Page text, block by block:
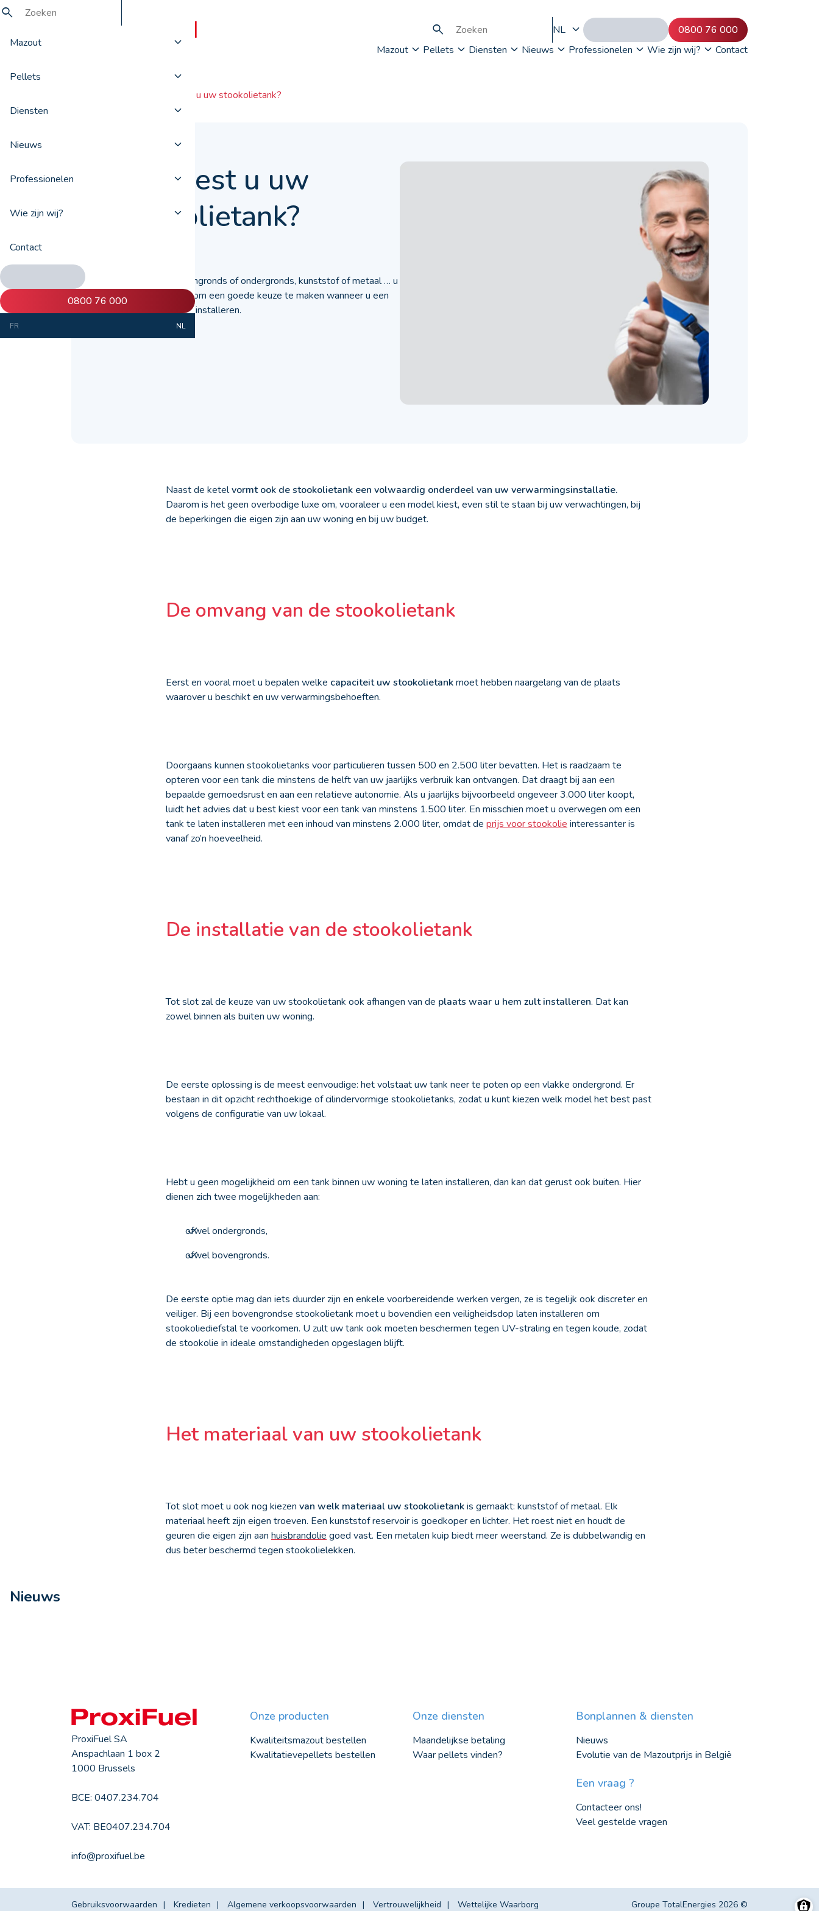
Mazout
Pellets
Diensten
Nieuws
Professionelen
Wie zijn wij?
Contact
0800 76 000
FR NL
NL
0800 76 000
Mazout
Pellets Diensten Nieuws Professionelen Wie zijn wij? Contact
Hoe kiest u uw stookolietank?
Hoe kiest u uw
stookolietank?
Klein of groot, bovengronds of ondergronds, kunststof of metaal … u
leest hier onze tips om een goede keuze te maken wanneer u een
stookolietank moet installeren.
Naast de ketelvormt ook de stookolietank een volwaardig onderdeel van uw verwarmingsinstallatie.
Daarom is het geen overbodige luxe om, vooraleer u een model kiest, even stil te staan bij uw verwachtingen, bij
de beperkingen die eigen zijn aan uw woning en bij uw budget.
De omvang van de stookolietank
Eerst en vooral moet u bepalen welke capaciteit uw stookolietankmoet hebben naargelang van de plaats
waarover u beschikt en uw verwarmingsbehoeften.
Doorgaans kunnen stookolietanks voor particulieren tussen 500 en 2.500 liter bevatten. Het is raadzaam te
opteren voor een tank die minstens de helft van uw jaarlijks verbruik kan ontvangen. Dat draagt bij aan een
bepaalde gemoedsrust en aan een relatieve autonomie. Als u jaarlijks bijvoorbeeld ongeveer 3.000 liter koopt,
luidt het advies dat u best kiest voor een tank van minstens 1.500 liter. En misschien moet u overwegen om een
tank te laten installeren met een inhoud van minstens 2.000 liter, omdat de prijs voor stookolie interessanter is
vanaf zo’n hoeveelheid.
De installatie van de stookolietank
Tot slot zal de keuze van uw stookolietank ook afhangen van de plaats waar u hem zult installeren. Dat kan
zowel binnen als buiten uw woning.
De eerste oplossing is de meest eenvoudige: het volstaat uw tank neer te poten op een vlakke ondergrond. Er
bestaan in dit opzicht rechthoekige of cilindervormige stookolietanks, zodat u kunt kiezen welk model het best past
volgens de configuratie van uw lokaal.
Hebt u geen mogelijkheid om een tank binnen uw woning te laten installeren, dan kan dat gerust ook buiten. Hier
dienen zich twee mogelijkheden aan:
ofwel ondergronds,
ofwel bovengronds.
De eerste optie mag dan iets duurder zijn en enkele voorbereidende werken vergen, ze is tegelijk ook discreter en
veiliger. Bij een bovengrondse stookolietank moet u bovendien een veiligheidsdop laten installeren om
stookoliediefstal te voorkomen. U zult uw tank ook moeten beschermen tegen UV-straling en tegen koude, zodat
de stookolie in ideale omstandigheden opgeslagen blijft.
Het materiaal van uw stookolietank
Tot slot moet u ook nog kiezen van welk materiaal uw stookolietankis gemaakt: kunststof of metaal. Elk
materiaal heeft zijn eigen troeven. Een kunststof reservoir is goedkoper en lichter. Het roest niet en houdt de
geuren die eigen zijn aan huisbrandolie goed vast. Een metalen kuip biedt meer weerstand. Ze is dubbelwandig en
dus beter beschermd tegen stookolielekken.
Nieuws
ProxiFuel SA
Anspachlaan 1 box 2
1000 Brussels
BCE: 0407.234.704
VAT: BE0407.234.704
info@proxifuel.be
Onze producten
Kwaliteitsmazout bestellen
Kwalitatievepellets bestellen
Onze diensten
Maandelijkse betaling
Waar pellets vinden?
Bonplannen & diensten
Nieuws
Evolutie van de Mazoutprijs in België
Een vraag ?
Contacteer ons!
Veel gestelde vragen
Gebruiksvoorwaarden Kredieten Algemene verkoopsvoorwaarden Vertrouwelijkheid Wettelijke Waarborg Groupe TotalEnergies 2026 ©